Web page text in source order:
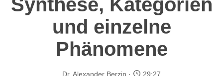
Synthese, Kategorien
und einzelne
Phänomene
Dr. Alexander Berzin 29:27